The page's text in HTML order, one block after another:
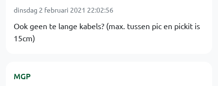
dinsdag 2 februari 2021 22:02:56
Ook geen te lange kabels? (max. tussen pic en pickit is
15cm)
MGP